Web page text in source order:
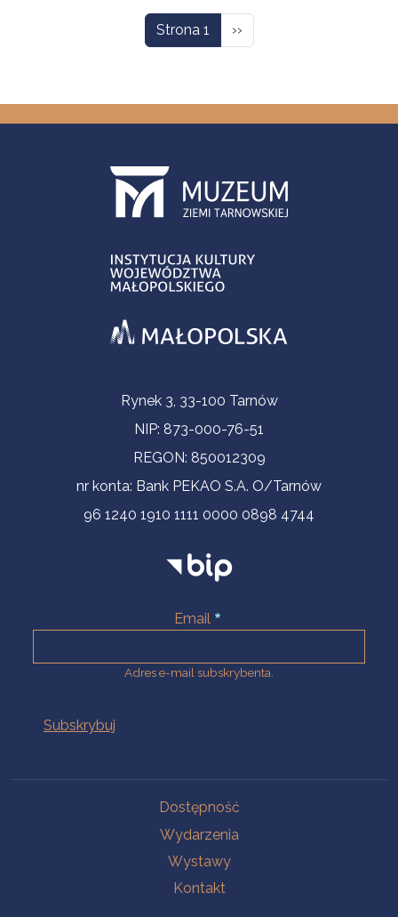
Strona 1 Następna strona
››
Informacje kontaktoweRynek 3, 33-100 Tarnów
NIP: 873-000-76-51
REGON: 850012309
nr konta: Bank PEKAO S.A. O/Tarnów
96 1240 1910 1111 0000 0898 4744
Email
Adres e-mail subskrybenta.
Dostępność
Wydarzenia
Wystawy
Kontakt